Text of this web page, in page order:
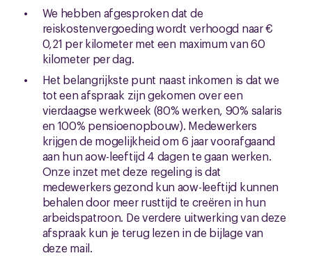
We hebben afgesproken dat de
reiskostenvergoeding wordt verhoogd naar €
0,21 per kilometer met een maximum van 60
kilometer per dag.
Het belangrijkste punt naast inkomen is dat we
tot een afspraak zijn gekomen over een
vierdaagse werkweek (80% werken, 90% salaris
en 100% pensioenopbouw). Medewerkers
krijgen de mogelijkheid om 6 jaar voorafgaand
aan hun aow-leeftijd 4 dagen te gaan werken.
Onze inzet met deze regeling is dat
medewerkers gezond kun aow-leeftijd kunnen
behalen door meer rusttijd te creëren in hun
arbeidspatroon. De verdere uitwerking van deze
afspraak kun je terug lezen in de bijlage van
deze mail.